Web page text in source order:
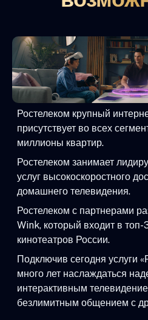
Ростелеком крупный
присутствует во всех
миллионы квартир.
Ростелеком занимает
услуг высокоскоростного
домашнего телевидения.
Ростелеком с партнерами
Wink, который входит в
кинотеатров России.
Подключив сегодня услуги
много лет наслаждаться
интерактивным
безлимитным общением с